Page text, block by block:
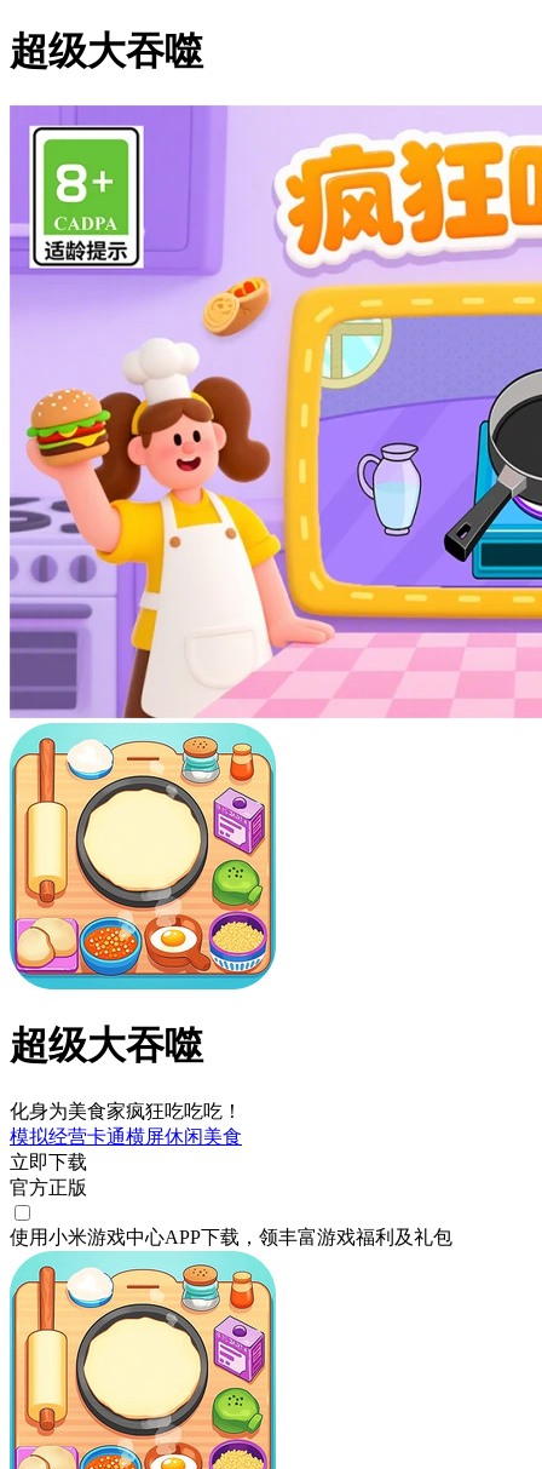
超级大吞噬
超级大吞噬
化身为美食家疯狂吃吃吃！
模拟经营卡通横屏休闲美食
立即下载
官方正版
使用小米游戏中心APP下载 ，领丰富游戏福利 及礼包